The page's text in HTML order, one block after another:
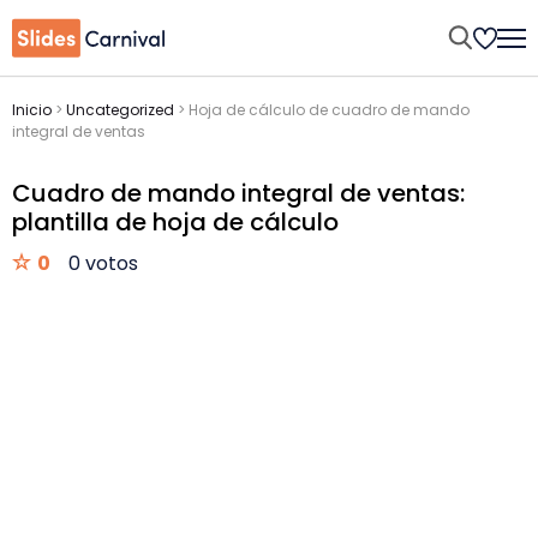
Inicio > Uncategorized > Hoja de cálculo de cuadro de mando
integral de ventas
Cuadro de mando integral de ventas:
plantilla de hoja de cálculo
0 0 votos